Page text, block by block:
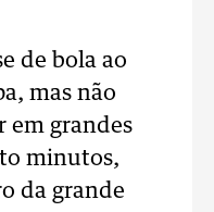
de bola ao
mas não
em grandes
minutos,
da grande